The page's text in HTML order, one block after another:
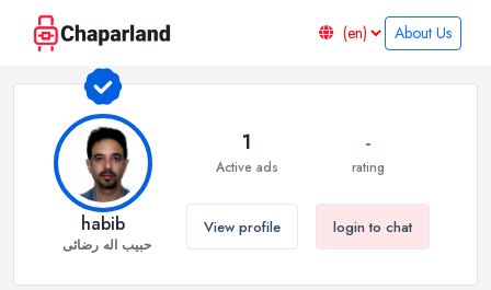
About Us
habib
حبیب اله رضائی
1
Active ads
-
rating
View profile login to chat